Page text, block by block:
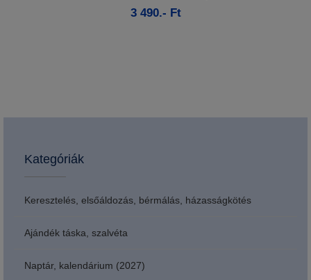
Kosárba
3 490.- Ft
Kategóriák
Keresztelés, elsőáldozás, bérmálás, házasságkötés
Ajándék táska, szalvéta
Naptár, kalendárium (2027)